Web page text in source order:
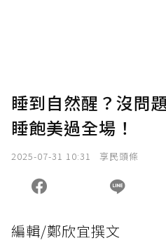
睡到自然醒？沒問
睡飽美過全場！
2025-07-31 10:31 享民頭條
編輯/鄭欣宜撰文